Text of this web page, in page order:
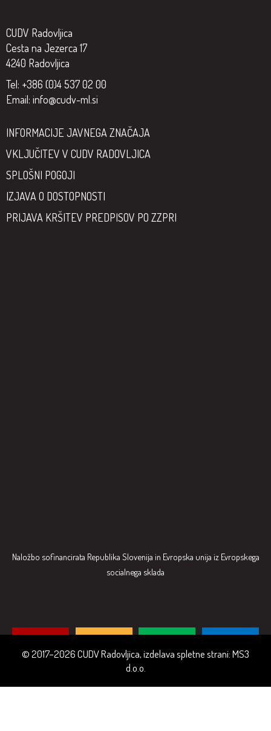
CUDV Radovljica
Cesta na Jezerca 17
4240 Radovljica
Tel: +386 (0)4 537 02 00
Email: info@cudv-ml.si
INFORMACIJE JAVNEGA ZNAČAJA
VKLJUČITEV V CUDV RADOVLJICA
SPLOŠNI POGOJI
IZJAVA O DOSTOPNOSTI
PRIJAVA KRŠITEV PREDPISOV PO ZZPRI
Naložbo sofinancirata Republika Slovenija in Evropska unija iz Evropskega
socialnega sklada
© 2017–2026 CUDV Radovljica, izdelava spletne strani:MS3
d.o.o.